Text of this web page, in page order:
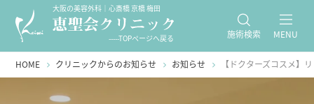
大阪の美容外科｜心斎橋 京橋 梅田
-----TOPページへ戻る 施術検索 MENU
HOME クリニックからのお知らせ お知らせ 【ドクターズコスメ】